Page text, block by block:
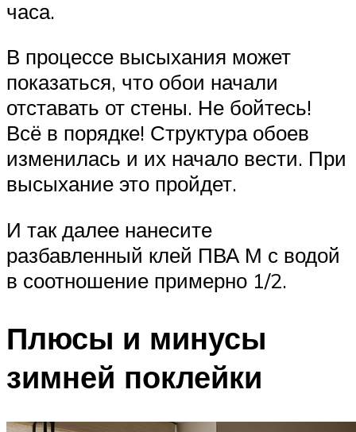
часа.
В процессе высыхания может
показаться, что обои начали
отставать от стены. Не бойтесь!
Всё в порядке! Структура обоев
изменилась и их начало вести. При
высыхание это пройдет.
И так далее нанесите
разбавленный клей ПВА М с водой
в соотношение примерно 1/2.
Плюсы и минусы
зимней поклейки